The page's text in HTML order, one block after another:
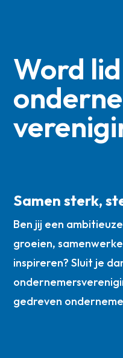
Word
Samen sterk,
Ben jij een
groeien,
inspireren? Sluit je
gedreven